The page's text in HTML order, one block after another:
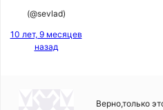
(@sevlad)
10 лет, 9 месяцев
назад
Верно,только